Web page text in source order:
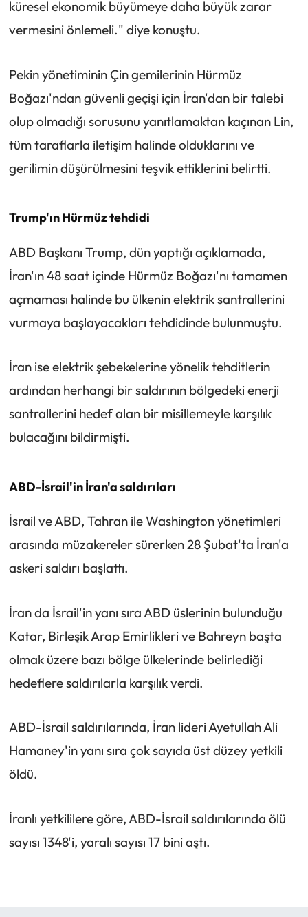
küresel ekonomik büyümeye daha büyük zarar
vermesini önlemeli." diye konuştu.
Pekin yönetiminin Çin gemilerinin Hürmüz
Boğazı'ndan güvenli geçişi için İran'dan bir talebi
olup olmadığı sorusunu yanıtlamaktan kaçınan Lin,
tüm taraflarla iletişim halinde olduklarını ve
gerilimin düşürülmesini teşvik ettiklerini belirtti.
Trump'ın Hürmüz tehdidi
ABD Başkanı Trump, dün yaptığı açıklamada,
İran'ın 48 saat içinde Hürmüz Boğazı'nı tamamen
açmaması halinde bu ülkenin elektrik santrallerini
vurmaya başlayacakları tehdidinde bulunmuştu.
İran ise elektrik şebekelerine yönelik tehditlerin
ardından herhangi bir saldırının bölgedeki enerji
santrallerini hedef alan bir misillemeyle karşılık
bulacağını bildirmişti.
ABD-İsrail'in İran'a saldırıları
İsrail ve ABD, Tahran ile Washington yönetimleri
arasında müzakereler sürerken 28 Şubat'ta İran'a
askeri saldırı başlattı.
İran da İsrail'in yanı sıra ABD üslerinin bulunduğu
Katar, Birleşik Arap Emirlikleri ve Bahreyn başta
olmak üzere bazı bölge ülkelerinde belirlediği
hedeflere saldırılarla karşılık verdi.
ABD-İsrail saldırılarında, İran lideri Ayetullah Ali
Hamaney'in yanı sıra çok sayıda üst düzey yetkili
öldü.
İranlı yetkililere göre, ABD-İsrail saldırılarında ölü
sayısı 1348'i, yaralı sayısı 17 bini aştı.